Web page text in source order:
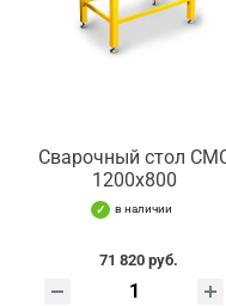
Сварочный стол
1200х800
в наличии
71 820 руб.